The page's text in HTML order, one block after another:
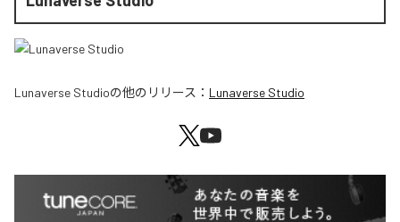
Lunaverse Studioの他のリリース： Lunaverse Studio